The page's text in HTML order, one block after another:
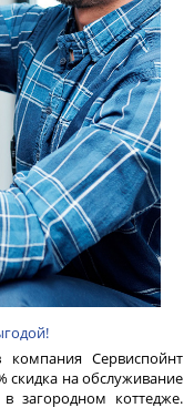
Сервиспойнт
скидка на обслуживание
загородном коттедже.